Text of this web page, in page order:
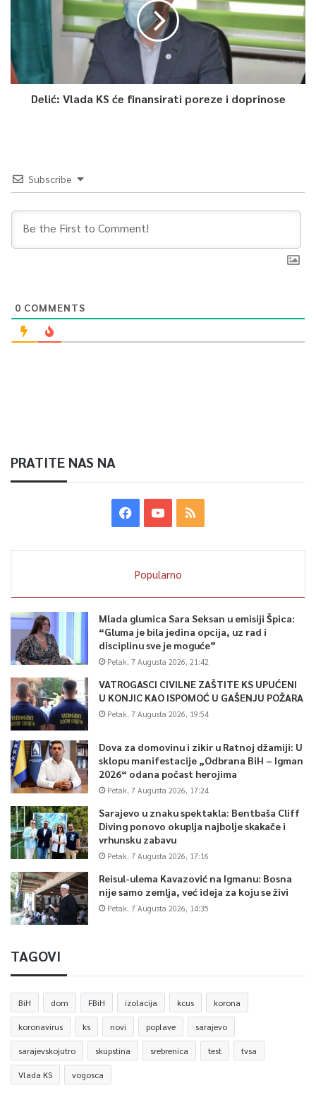
srednjih škola Kantona Sarajevo iznesene u saopćenju
Udruženja 17. aprila. Pozivamo Vladu Kantona Sarajevo da
odmah poništi pomenuti Zaključak i donese odluku da se
nastavni proces odvija online sve dok epidemiološka situacija
ne bude povoljna i sigurna, odnosno sve dok se sedmična
incidenca ne smanji ispod 85 – navodi se u saopćenju koje je
Kantonalni odbor Kantona Sarajevo Sindikata srednjeg i
visokog obrazovanja, odgoja, nauke i kulture Bosne i
Hercegovine (SSVOONKBiH) oglasio se saopćenjem za javnost
koji se odnosi na Zaključak Vlade KS o novom načinu
organizovanja nastave.
1.000 članova nastavnika izjasnilo se za online nastavu 894 ili
89,40 posto a za nastavu u razredu izjasnilo se 114 nastavnika
Delić: Vlada KS će finansirati poreze i doprinose
Subscribe
0 COMMENTS
PRATITE NAS NA
Popularno
Mlada glumica Sara Seksan u emisiji Špica:
“Gluma je bila jedina opcija, uz rad i
disciplinu sve je moguće”
Petak, 7 Augusta 2026, 21:42
VATROGASCI CIVILNE ZAŠTITE KS UPUĆENI
U KONJIC KAO ISPOMOĆ U GAŠENJU POŽARA
Petak, 7 Augusta 2026, 19:54
Dova za domovinu i zikir u Ratnoj džamiji: U
sklopu manifestacije „Odbrana BiH – Igman
2026“ odana počast herojima
Petak, 7 Augusta 2026, 17:24
Sarajevo u znaku spektakla: Bentbaša Cliff
Diving ponovo okuplja najbolje skakače i
vrhunsku zabavu
Petak, 7 Augusta 2026, 17:16
Reisul-ulema Kavazović na Igmanu: Bosna
nije samo zemlja, već ideja za koju se živi
Petak, 7 Augusta 2026, 14:35
TAGOVI
BiH dom FBiH izolacija kcus korona
koronavirus ks novi poplave sarajevo
sarajevskojutro skupstina srebrenica test tvsa
Vlada KS vogosca